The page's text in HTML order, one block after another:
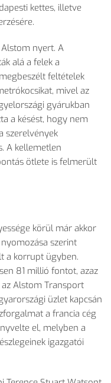
kettes, illetve
nyert. A
alá a felek a
feltételek
mivel az
gyárukban
a késést, hogy nem
szerelvények
A kellemetlen
ötlete is felmerült
körül már akkor
szerint
a korrupt ügyben.
81 millió fontot, azaz
Alstom Transport
üzlet kapcsán
a francia cég
el, melyben a
igazgatói